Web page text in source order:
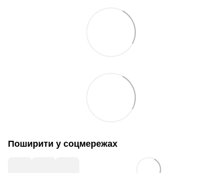
Поширити у соцмережах